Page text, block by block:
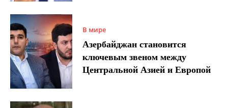
В мире
Азербайджан становится
ключевым звеном между
Центральной Азией и Европой